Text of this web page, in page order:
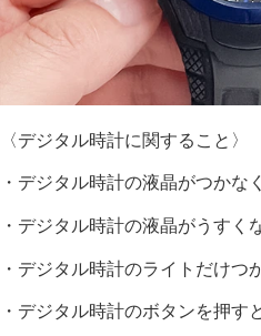
〈デジタル時計に関すること〉
・デジタル時計の液晶がつかな
・デジタル時計の液晶がうすく
・デジタル時計のライトだけつ
・デジタル時計のボタンを押す